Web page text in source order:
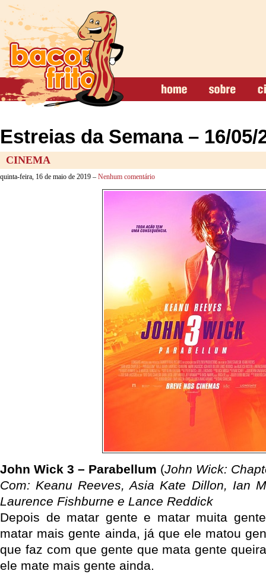
Estreias da Semana – 16/05/
CINEMA
quinta-feira, 16 de maio de 2019 – Nenhum comentário
John Wick 3 – Parabellum (John Wick:
Com: Keanu Reeves, Asia Kate Dillon, Ian
Laurence Fishburne e Lance Reddick
Depois de matar gente e matar muita
matar mais gente ainda, já que ele matou
que faz com que gente que mata gente
ele mate mais gente ainda.